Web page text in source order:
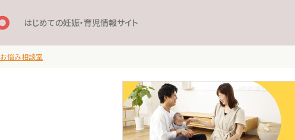
はじめての妊娠・育児情報サイト
お悩み相談室